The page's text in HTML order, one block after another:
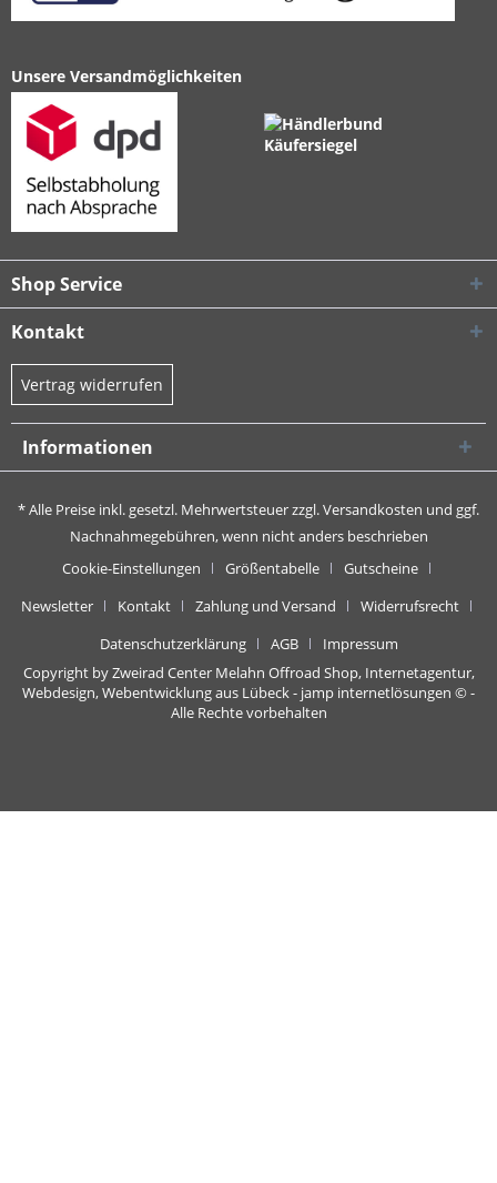
Unsere Versandmöglichkeiten
Shop Service
Kontakt
Vertrag widerrufen
Informationen
* Alle Preise inkl. gesetzl. Mehrwertsteuer zzgl.Versandkosten und ggf.
Nachnahmegebühren, wenn nicht anders beschrieben
Cookie-Einstellungen
Größentabelle
Gutscheine
Newsletter
Kontakt Zahlung und Versand
Widerrufsrecht
Datenschutzerklärung
AGB
Impressum
Copyright by Zweirad Center Melahn Offroad Shop, Internetagentur,
Webdesign, Webentwicklung aus Lübeck - jamp internetlösungen © -
Alle Rechte vorbehalten